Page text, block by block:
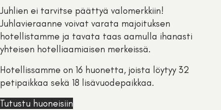
Juhlien ei tarvitse päättyä valomerkkiin!
Juhlavieraanne voivat varata majoituksen
hotellistamme ja tavata taas aamulla ihanasti
yhteisen hotelliaamiaisen merkeissä.
Hotellissamme on 16 huonetta, joista löytyy 32
petipaikkaa sekä 18 lisävuodepaikkaa.
Tutustu huoneisiin